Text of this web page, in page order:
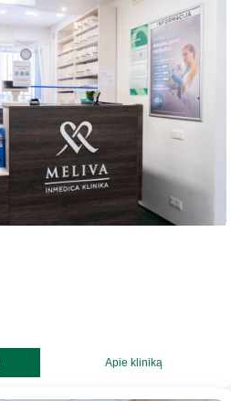
Apie kliniką